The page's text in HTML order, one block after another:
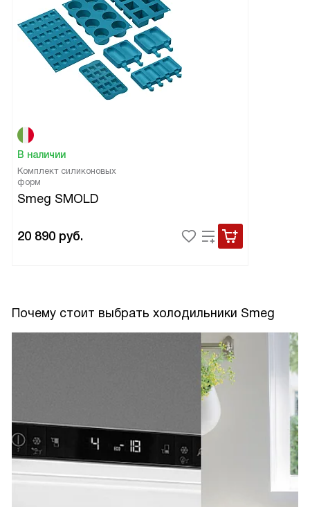
В наличии
Комплект силиконовых
форм
Smeg SMOLD
20 890 руб.
Почему стоит выбрать холодильники Smeg